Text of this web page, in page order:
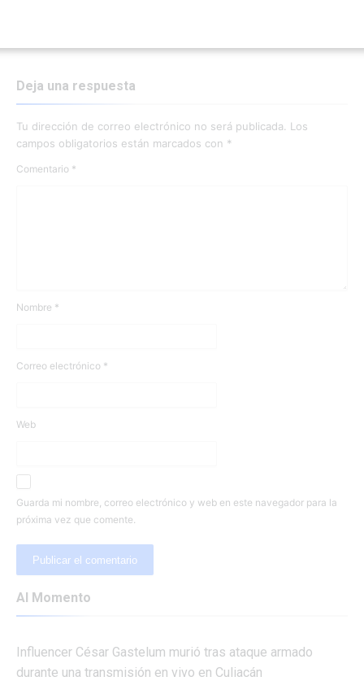
Deja una respuesta
Tu dirección de correo electrónico no será publicada.
Los
campos obligatorios están marcados con *
Comentario *
Nombre *
Correo electrónico *
Web
Guarda mi nombre, correo electrónico y web en este navegador para la
próxima vez que comente.
Al Momento
Influencer César Gastelum murió tras ataque armado
durante una transmisión en vivo en Culiacán